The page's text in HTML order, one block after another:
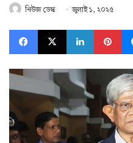
নিউজ ডেস্ক জুলাই ১, ২০২৫
Facebook
X LinkedIn